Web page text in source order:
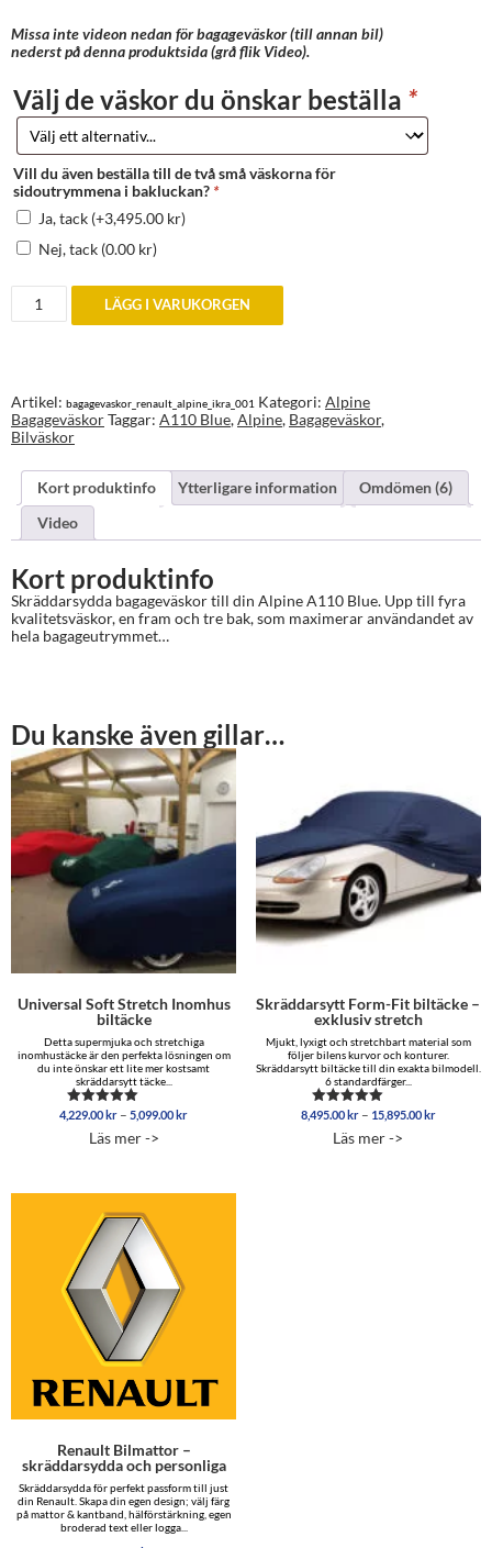
Missa inte videon nedan för bagageväskor (till annan bil)
nederst på denna produktsida (grå flik Video).
Välj de väskor du önskar beställa *
Vill du även beställa till de två små väskorna för
sidoutrymmena i bakluckan? *
Ja, tack (+3,495.00 kr)
Nej, tack (0.00 kr)
Bagageväskor
Alpine
LÄGG I VARUKORGEN
Artikel: bagagevaskor_renault_alpine_ikra_001 Kategori: Alpine
BagageväskorTaggar: A110 Blue,Alpine, Bagageväskor,
Bilväskor
Kort produktinfo Ytterligare information
Omdömen (6)
Video
Kort produktinfo
Skräddarsydda bagageväskor till din Alpine A110 Blue. Upp till fyra
kvalitetsväskor, en fram och tre bak, som maximerar användandet av
hela bagageutrymmet…
Du kanske även gillar…
Universal Soft Stretch Inomhus
biltäcke
Detta supermjuka och stretchiga
inomhustäcke är den perfekta lösningen om
du inte önskar ett lite mer kostsamt
skräddarsytt täcke...
Betygsatt
av 5
4,229.00 kr – 5,099.00 krPrisintervall:
Läs mer ->
Skräddarsytt Form-Fit biltäcke –
exklusiv stretch
Mjukt, lyxigt och stretchbart material som
följer bilens kurvor och konturer.
Skräddarsytt biltäcke till din exakta bilmodell.
6 standardfärger...
Betygsatt
av 5
8,495.00 kr – 15,895.00 kr
Läs mer ->
Renault Bilmattor –
skräddarsydda och personliga
Skräddarsydda för perfekt passform till just
din Renault. Skapa din egen design; välj färg
på mattor & kantband, hälförstärkning, egen
broderad text eller logga...